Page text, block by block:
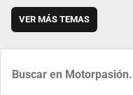
VER MÁS TEMAS